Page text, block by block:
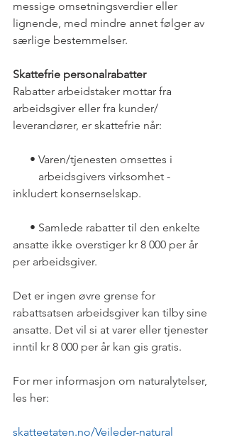
messige omsetningsverdier eller
lignende, med mindre annet følger av
særlige bestemmelser.
Skattefrie personalrabatter
Rabatter arbeidstaker mottar fra
arbeidsgiver eller fra kunder/
leverandører, er skattefrie når:
      • Varen/tjenesten omsettes i
inkludert konsernselskap.
ansatte ikke overstiger kr 8 000 per år
per arbeidsgiver.
Det er ingen øvre grense for
rabattsatsen arbeidsgiver kan tilby sine
ansatte. Det vil si at varer eller tjenester
inntil kr 8 000 per år kan gis gratis.
For mer informasjon om naturalytelser,
les her:
skatteetaten.no/Veileder-natural